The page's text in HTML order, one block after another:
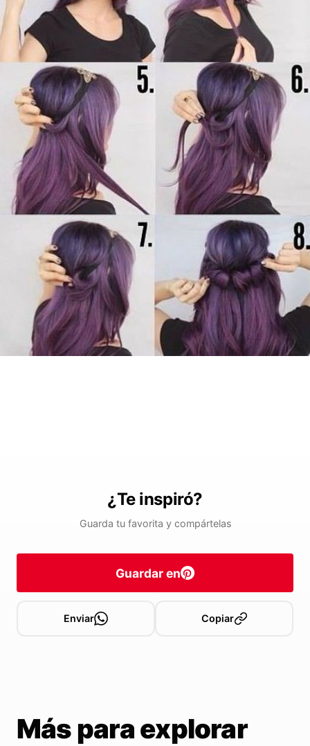
¿Te inspiró?
Guarda tu favorita y compártelas
Guardar en
Enviar Copiar
Más para explorar